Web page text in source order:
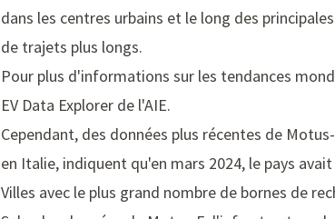
dans les centres urbains et le long des
de trajets plus longs.
Pour plus d'informations sur les tendances
EV Data Explorer de l'AIE.
Cependant, des données plus récentes de
en Italie, indiquent qu'en mars 2024, le pays
Villes avec le plus grand nombre de bornes de